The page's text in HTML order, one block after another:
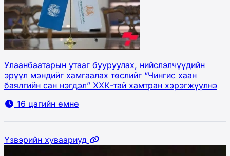
Улаанбаатарын утааг бууруулах, нийслэлчүүдийн
эрүүл мэндийг хамгаалах төслийг “Чингис хаан
баялгийн сан нэгдэл” ХХК-тай хамтран хэрэгжүүлнэ
16 цагийн өмнө
Үзвэрийн хуваариуд